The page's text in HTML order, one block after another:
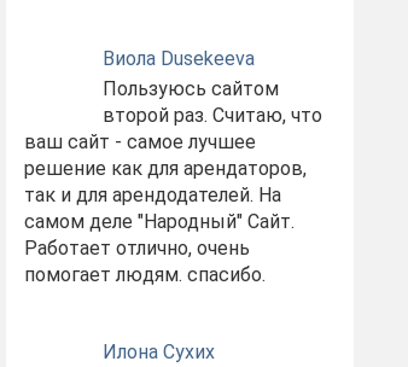
Виола Dusekeeva
Пользуюсь сайтом
второй раз. Считаю, что
ваш сайт - самое лучшее
решение как для арендаторов,
так и для арендодателей. На
самом деле "Народный" Сайт.
Работает отлично, очень
помогает людям. спасибо.
Илона Сухих